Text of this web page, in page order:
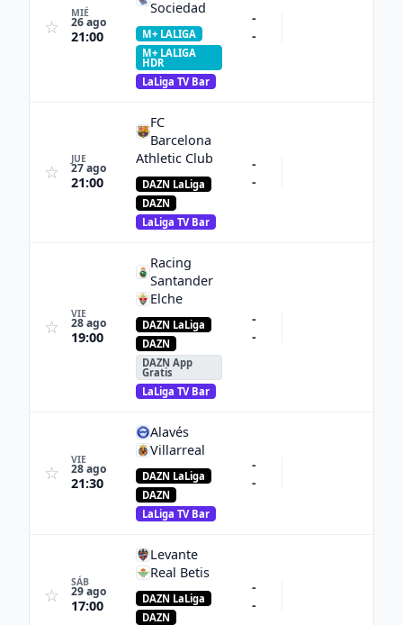
☆
MIÉ
26 ago
21:00
Sociedad
M+ LALIGA
M+ LALIGA
HDR
LaLiga TV Bar
-
-
☆
JUE
27 ago
21:00
FC
Barcelona
Athletic Club
DAZN LaLiga
DAZN
LaLiga TV Bar
-
-
☆
VIE
28 ago
19:00
Racing
Santander
Elche
DAZN LaLiga
DAZN
DAZN App
Gratis
LaLiga TV Bar
-
-
☆
VIE
28 ago
21:30
Alavés
Villarreal
DAZN LaLiga
DAZN
LaLiga TV Bar
-
-
☆
SÁB
29 ago
17:00
Levante
Real Betis
DAZN LaLiga
DAZN
-
-